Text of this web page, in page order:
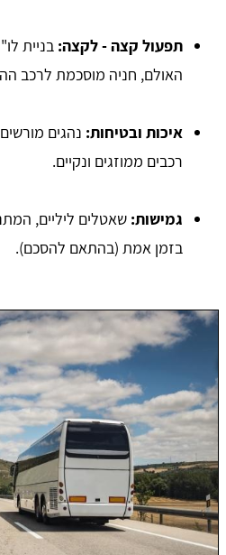
תפעול קצה - לקצה: בניית
האולם, חניה מוסכמת לרכב
איכות ובטיחות: נהגים
רכבים ממוזגים ונקיים.
גמישות: שאטלים ליליים,
בזמן אמת (בהתאם להסכם).